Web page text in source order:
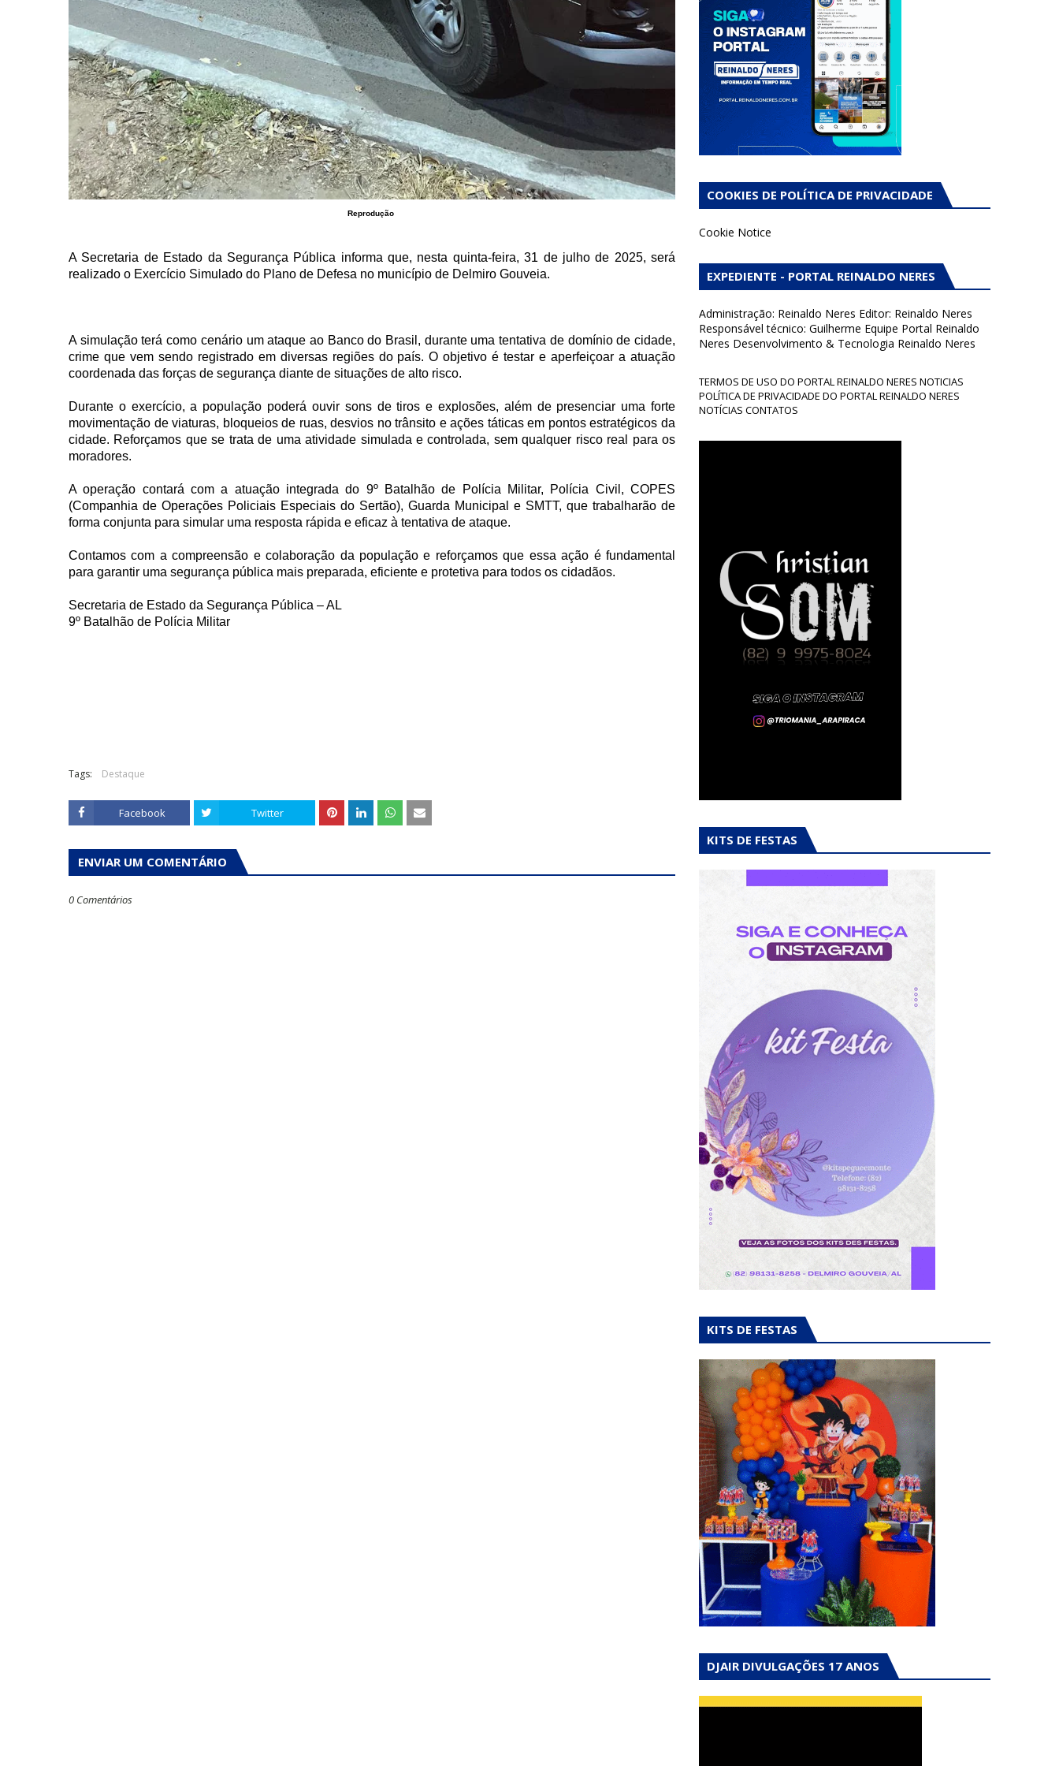
Reprodução
A Secretaria de Estado da Segurança Pública informa que, nesta quinta-feira, 31 de julho de 2025, será
realizado o Exercício Simulado do Plano de Defesa no município de Delmiro Gouveia.
A simulação terá como cenário um ataque ao Banco do Brasil, durante uma tentativa de domínio de cidade,
crime que vem sendo registrado em diversas regiões do país. O objetivo é testar e aperfeiçoar a atuação
coordenada das forças de segurança diante de situações de alto risco.
Durante o exercício, a população poderá ouvir sons de tiros e explosões, além de presenciar uma forte
movimentação de viaturas, bloqueios de ruas, desvios no trânsito e ações táticas em pontos estratégicos da
cidade. Reforçamos que se trata de uma atividade simulada e controlada, sem qualquer risco real para os
moradores.
A operação contará com a atuação integrada do 9º Batalhão de Polícia Militar, Polícia Civil, COPES
(Companhia de Operações Policiais Especiais do Sertão), Guarda Municipal e SMTT, que trabalharão de
forma conjunta para simular uma resposta rápida e eficaz à tentativa de ataque.
Contamos com a compreensão e colaboração da população e reforçamos que essa ação é fundamental
para garantir uma segurança pública mais preparada, eficiente e protetiva para todos os cidadãos.
Secretaria de Estado da Segurança Pública – AL
9º Batalhão de Polícia Militar
Tags: Destaque
Facebook Twitter
ENVIAR UM COMENTÁRIO
0 Comentários
COOKIES DE POLÍTICA DE PRIVACIDADE
Cookie Notice
EXPEDIENTE - PORTAL REINALDO NERES
Administração: Reinaldo Neres Editor: Reinaldo Neres
Responsável técnico: Guilherme Equipe Portal Reinaldo
Neres Desenvolvimento & Tecnologia Reinaldo Neres
TERMOS DE USO DO PORTAL REINALDO NERES NOTICIAS
POLÍTICA DE PRIVACIDADE DO PORTAL REINALDO NERES
NOTÍCIAS CONTATOS
KITS DE FESTAS
KITS DE FESTAS
DJAIR DIVULGAÇÕES 17 ANOS